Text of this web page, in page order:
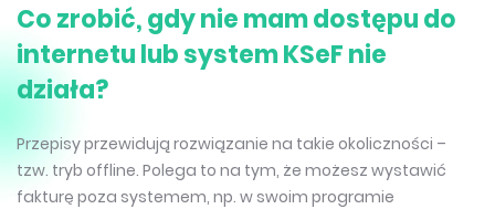
Co zrobić, gdy nie mam dostępu do
internetu lub system KSeF nie
działa?
Przepisy przewidują rozwiązanie na takie okoliczności –
tzw. tryb offline. Polega to na tym, że możesz wystawić
fakturę poza systemem, np. w swoim programie